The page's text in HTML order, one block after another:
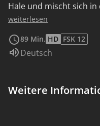
Hale und mischt sich
weitere Morde
gehalten hat…
weiterlesen
89 Min. HD FSK 12
Sprache:
Deutsch
Weitere